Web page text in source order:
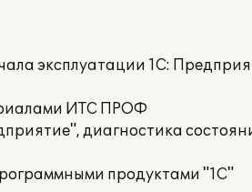
эксплуатации 1С:
ИТС ПРОФ
диагностика
продуктами "1С"